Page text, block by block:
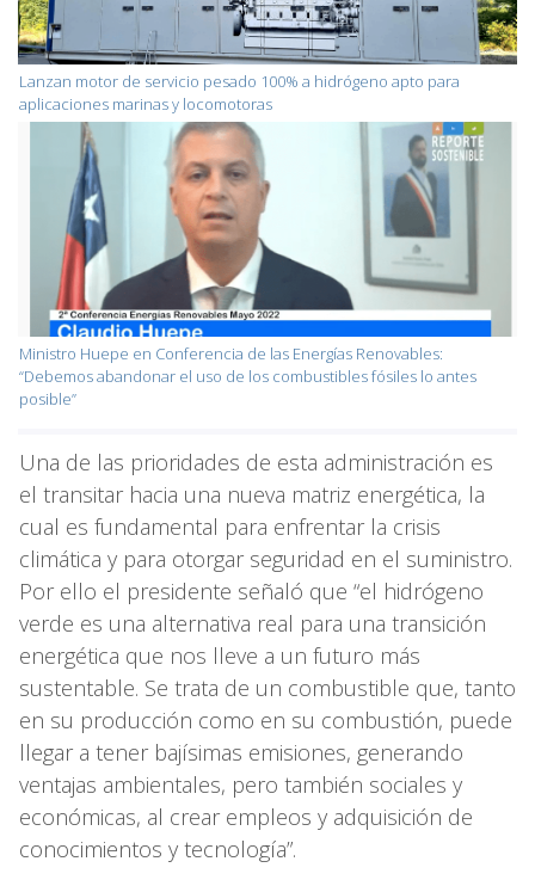
Lanzan motor de servicio pesado 100% a hidrógeno apto para
aplicaciones marinas y locomotoras
Ministro Huepe en Conferencia de las Energías Renovables:
“Debemos abandonar el uso de los combustibles fósiles lo antes
posible”
Una de las prioridades de esta administración es
el transitar hacia una nueva matriz energética, la
cual es fundamental para enfrentar la crisis
climática y para otorgar seguridad en el suministro.
Por ello el presidente señaló que “el hidrógeno
verde es una alternativa real para una transición
energética que nos lleve a un futuro más
sustentable. Se trata de un combustible que, tanto
en su producción como en su combustión, puede
llegar a tener bajísimas emisiones, generando
ventajas ambientales, pero también sociales y
económicas, al crear empleos y adquisición de
conocimientos y tecnología”.